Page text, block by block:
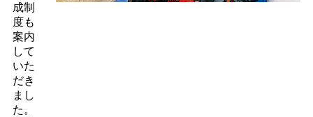
成制
度も
案内
して
いた
だき
まし
た。